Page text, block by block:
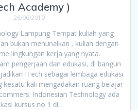
Academy )
26/06/2019
Lampung Tempat kuliah yang
bukan menunaikan , kuliah dengan
lingkungan kerja yang nyata.
pengerjaan dan edukasi, di bangun
ITech sebagai lembaga edukasi
kesatu kali mengadakan ruang belajar
Indonesian Technology ada
kursus no 1 di…